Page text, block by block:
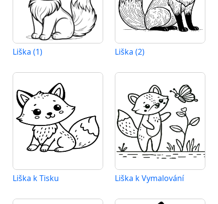
Liška (1) Liška (2)
Liška k Tisku Liška k Vymalování